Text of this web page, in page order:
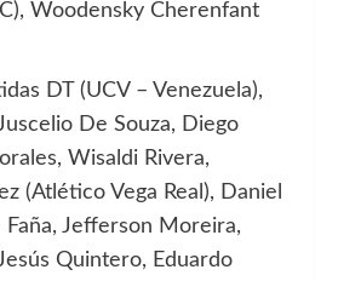
Woodensky Cherenfant
DT (UCV – Venezuela),
De Souza, Diego
Wisaldi Rivera,
(Atlético Vega Real), Daniel
Faña, Jefferson Moreira,
Quintero, Eduardo